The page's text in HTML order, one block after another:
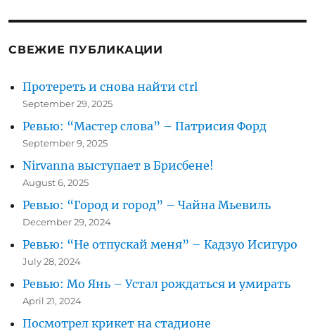
СВЕЖИЕ ПУБЛИКАЦИИ
Протереть и снова найти ctrl
September 29, 2025
Ревью: “Мастер слова” – Патрисия Форд
September 9, 2025
Nirvanna выступает в Брисбене!
August 6, 2025
Ревью: “Город и город” – Чайна Мьевиль
December 29, 2024
Ревью: “Не отпускай меня” – Кадзуо Исигуро
July 28, 2024
Ревью: Мо Янь – Устал рождаться и умирать
April 21, 2024
Посмотрел крикет на стадионе